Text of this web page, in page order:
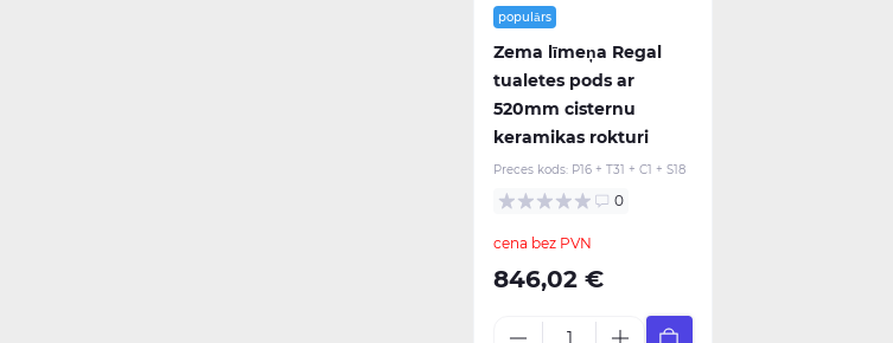
populārs
Zema līmeņa Regal
tualetes pods ar
520mm cisternu
keramikas rokturi
Preces kods: P16 + T31 + C1 + S18
0
cena bez PVN
846,02 €